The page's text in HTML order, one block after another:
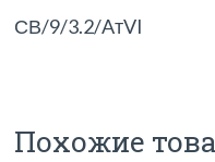
СВ/9/3.2/AтVI
Похожие